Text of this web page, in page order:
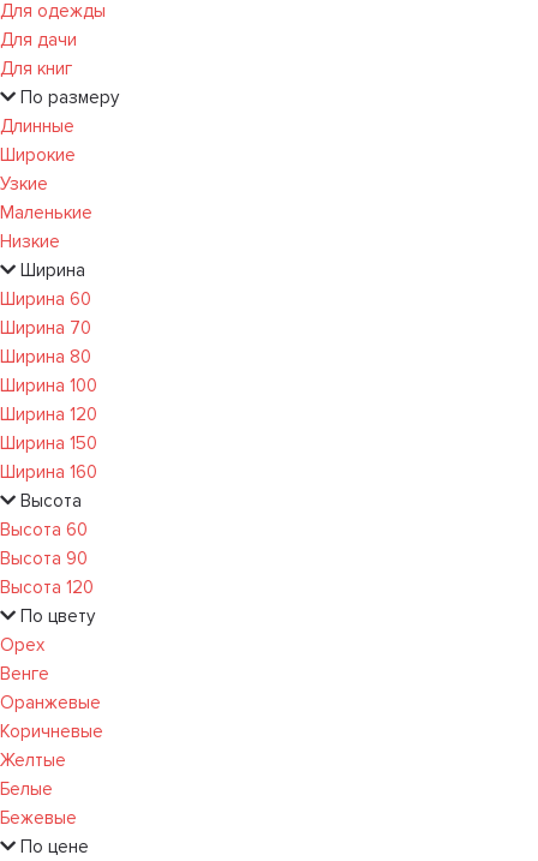
Для одежды
Для дачи
Для книг
По размеру
Длинные
Широкие
Узкие
Маленькие
Низкие
Ширина
Ширина 60
Ширина 70
Ширина 80
Ширина 100
Ширина 120
Ширина 150
Ширина 160
Высота
Высота 60
Высота 90
Высота 120
По цвету
Орех
Венге
Оранжевые
Коричневые
Желтые
Белые
Бежевые
По цене